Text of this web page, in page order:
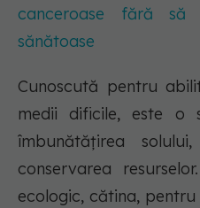
canceroase fără
sănătoase
Cunoscută pentru
medii dificile, este o
îmbunătățirea
conservarea
ecologic, cătina,